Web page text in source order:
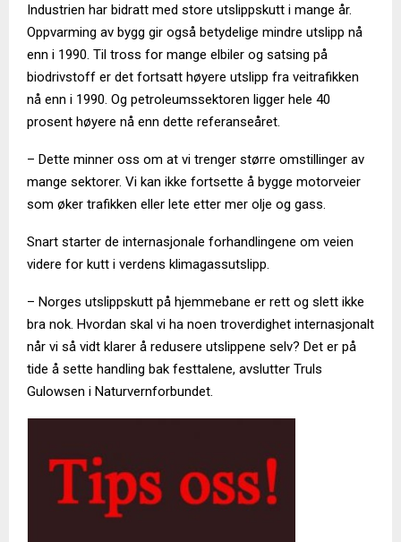
Industrien har bidratt med store utslippskutt i mange år.
Oppvarming av bygg gir også betydelige mindre utslipp nå
enn i 1990. Til tross for mange elbiler og satsing på
biodrivstoff er det fortsatt høyere utslipp fra veitrafikken
nå enn i 1990. Og petroleumssektoren ligger hele 40
prosent høyere nå enn dette referanseåret.
– Dette minner oss om at vi trenger større omstillinger av
mange sektorer. Vi kan ikke fortsette å bygge motorveier
som øker trafikken eller lete etter mer olje og gass.
Snart starter de internasjonale forhandlingene om veien
videre for kutt i verdens klimagassutslipp.
– Norges utslippskutt på hjemmebane er rett og slett ikke
bra nok. Hvordan skal vi ha noen troverdighet internasjonalt
når vi så vidt klarer å redusere utslippene selv? Det er på
tide å sette handling bak festtalene, avslutter Truls
Gulowsen i Naturvernforbundet.